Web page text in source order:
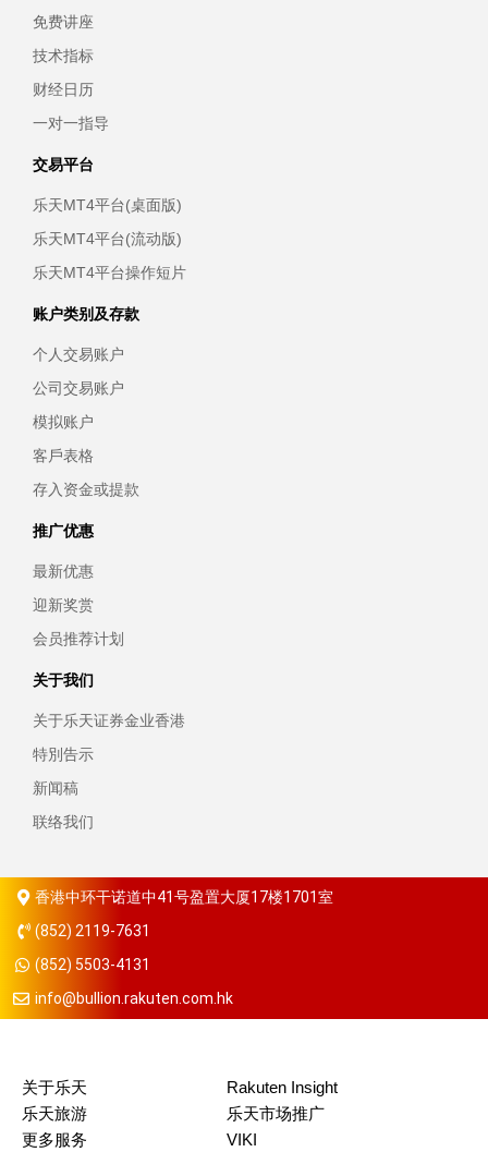
免费讲座
技术指标
财经日历
一对一指导
交易平台
乐天MT4平台(桌面版)
乐天MT4平台(流动版)
乐天MT4平台操作短片
账户类别及存款
个人交易账户
公司交易账户
模拟账户
客戶表格
存入资金或提款
推广优惠
最新优惠
迎新奖赏
会员推荐计划
关于我们
关于乐天证券金业香港
特別告示
新闻稿
联络我们
香港中环干诺道中41号盈置大厦17楼1701室
(852) 2119-7631
(852) 5503-4131
info@bullion.rakuten.com.hk
关于乐天
Rakuten Insight
乐天旅游
乐天市场推广
更多服务
VIKI